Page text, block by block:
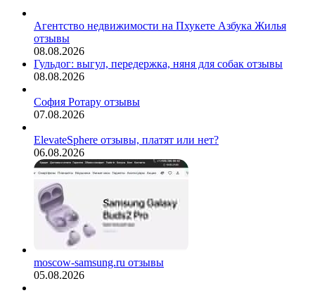
Агентство недвижимости на Пхукете Азбука Жилья
отзывы
08.08.2026
Гульдог: выгул, передержка, няня для собак отзывы
08.08.2026
София Ротару отзывы
07.08.2026
ElevateSphere отзывы, платят или нет?
06.08.2026
moscow-samsung.ru отзывы
05.08.2026